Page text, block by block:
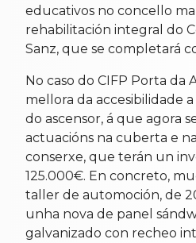
educativos no concello
rehabilitación integral do
Sanz, que se completará
No caso do CIFP Porta da
mellora da accesibilidade
do ascensor, á que agora
actuacións na cuberta e
conserxe, que terán un
125.000€. En concreto,
taller de automoción, de
unha nova de panel
galvanizado con recheo